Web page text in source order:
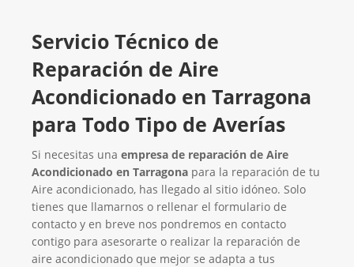
Servicio Técnico de
Reparación de Aire
Acondicionado en Tarragona
para Todo Tipo de Averías
Si necesitas una empresa de reparación de Aire
Acondicionado en Tarragona para la reparación de tu
Aire acondicionado, has llegado al sitio idóneo. Solo
tienes que llamarnos o rellenar el formulario de
contacto y en breve nos pondremos en contacto
contigo para asesorarte o realizar la reparación de
aire acondicionado que mejor se adapta a tus